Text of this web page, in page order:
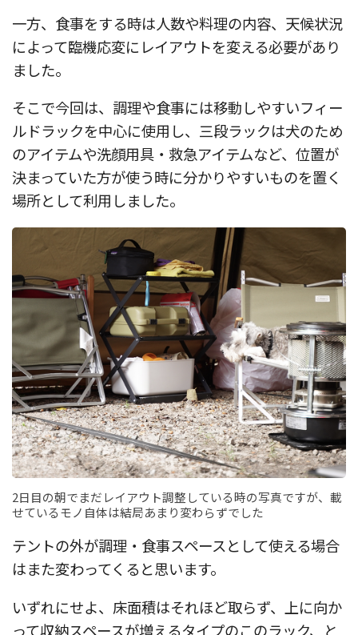
一方、食事をする時は人数や料理の内容、天候状況
によって臨機応変にレイアウトを変える必要があり
ました。
そこで今回は、調理や食事には移動しやすいフィー
ルドラックを中心に使用し、三段ラックは犬のため
のアイテムや洗顔用具・救急アイテムなど、位置が
決まっていた方が使う時に分かりやすいものを置く
場所として利用しました。
2日目の朝でまだレイアウト調整している時の写真ですが、載
せているモノ自体は結局あまり変わらずでした
テントの外が調理・食事スペースとして使える場合
はまた変わってくると思います。
いずれにせよ、床面積はそれほど取らず、上に向か
って収納スペースが増えるタイプのこのラック、と